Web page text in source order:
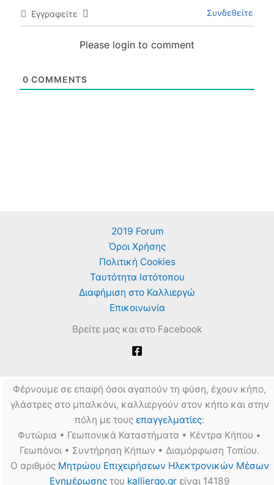
Εγγραφείτε Συνδεθείτε
Please login to comment
0 COMMENTS
2019 Forum
Όροι Χρήσης
Πολιτική Cookies
Ταυτότητα Ιστότοπου
Διαφήμιση στο Καλλιεργώ
Επικοινωνία
Βρείτε μας και στο Facebook
Φέρνουμε σε επαφή όσοι αγαπούν τη φύση, έχουν κήπο,
γλάστρες στο μπαλκόνι, καλλιεργούν στον κήπο και στην
πόλη με τους επαγγελματίες:
Φυτώρια • Γεωπονικά Καταστήματα • Κέντρα Κήπου •
Γεωπόνοι • Συντήρηση Κήπων • Διαμόρφωση Τοπίου.
Ο αριθμός Μητρώου Επιχειρήσεων Ηλεκτρονικών Μέσων
Ενημέρωσηςτου kalliergo.grείναι 14189